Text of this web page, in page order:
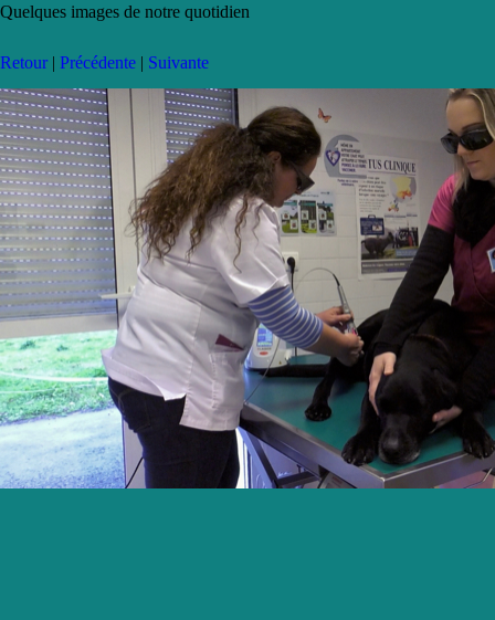
Quelques images de notre quotidien
Retour| Précédente | Suivante